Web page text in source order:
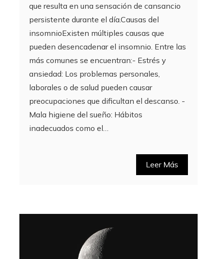
que resulta en una sensación de cansancio
persistente durante el día.Causas del
insomnioExisten múltiples causas que
pueden desencadenar el insomnio. Entre las
más comunes se encuentran:- Estrés y
ansiedad: Los problemas personales,
laborales o de salud pueden causar
preocupaciones que dificultan el descanso. -
Mala higiene del sueño: Hábitos
inadecuados como el…
Leer Más